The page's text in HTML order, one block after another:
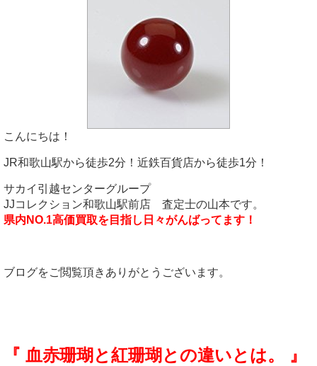
こんにちは！
JR和歌山駅から徒歩2分！近鉄百貨店から徒歩1分！
サカイ引越センターグループ
JJコレクション和歌山駅前店 査定士の山本です。
県内NO.1高価買取を目指し日々がんばってます！
ブログをご閲覧頂きありがとうございます。
『 血赤珊瑚と紅珊瑚との違いとは。 』